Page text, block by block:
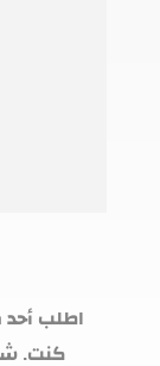
اطلب أحد
كنت.